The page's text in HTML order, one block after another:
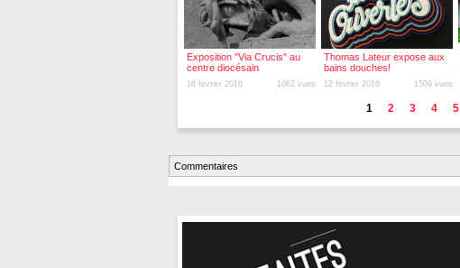
Exposition "Via Crucis" au
centre diocésain
16 février 2016 1062 vues
Thomas Lateur expose aux
bains douches!
12 février 2016 1509 vues
1 2 3 4 5
Commentaires